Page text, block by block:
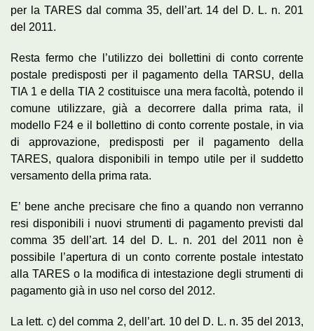
per la TARES dal comma 35, dell’art. 14 del D. L. n. 201
del 2011.
Resta fermo che l’utilizzo dei bollettini di conto corrente
postale predisposti per il pagamento della TARSU, della
TIA 1 e della TIA 2 costituisce una mera facoltà, potendo il
comune utilizzare, già a decorrere dalla prima rata, il
modello F24 e il bollettino di conto corrente postale, in via
di approvazione, predisposti per il pagamento della
TARES, qualora disponibili in tempo utile per il suddetto
versamento della prima rata.
E’ bene anche precisare che fino a quando non verranno
resi disponibili i nuovi strumenti di pagamento previsti dal
comma 35 dell’art. 14 del D. L. n. 201 del 2011 non è
possibile l’apertura di un conto corrente postale intestato
alla TARES o la modifica di intestazione degli strumenti di
pagamento già in uso nel corso del 2012.
La lett. c) del comma 2, dell’art. 10 del D. L. n. 35 del 2013,